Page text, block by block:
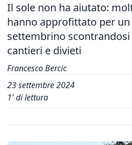
Il sole non ha aiutato:
hanno approfittato per
settembrino
cantieri e divieti
Francesco Bercic
23 settembre 2024
1' di lettura